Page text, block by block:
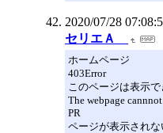
2020/07/28
セリエＡ
ホームページ
403Error
このページは表示
The webpage
PR
ページが表示され